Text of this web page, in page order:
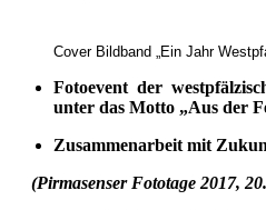
Cover Bildband „Ein Jahr
Fotoevent der
unter das Motto „Aus der
Zusammenarbeit mit
(Pirmasenser Fototage 2017,